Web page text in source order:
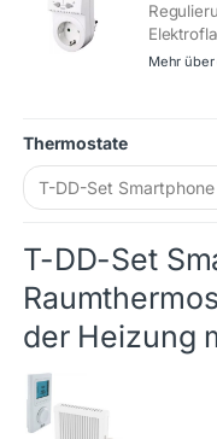
Mehr
Thermostate
T-DD-Set
der Heizung